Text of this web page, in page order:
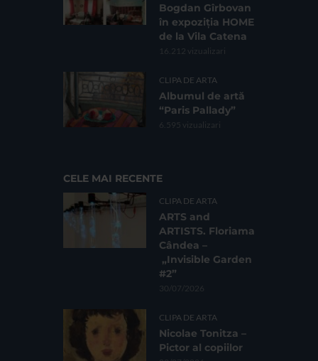
Bogdan Gîrbovan
în expoziția HOME
de la Vila Catena
16.212 vizualizari
CLIPA DE ARTA
Albumul de artă
“Paris Pallady”
6.595 vizualizari
CELE MAI RECENTE
CLIPA DE ARTA
ARTS and
ARTISTS. Floriama
Cândea –
„Invisible Garden
#2”
30/07/2026
CLIPA DE ARTA
Nicolae Tonitza –
Pictor al copiilor